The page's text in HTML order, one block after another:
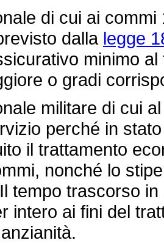
di cui ai commi
dalla legge
minimo
o gradi
militare di cui al
perché in
il trattamento
nonché lo
tempo trascorso
intero ai fini del